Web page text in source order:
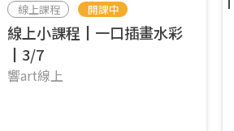
線上課程 開課中
線上小課程┃一口插畫水彩
┃3/7
響art線上